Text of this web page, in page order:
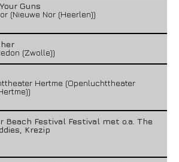
Guns
(Nieuwe Nor (Heerlen))
(Zwolle))
Hertme (Openluchttheater
Beach Festival Festival met o.a. The
Krezip